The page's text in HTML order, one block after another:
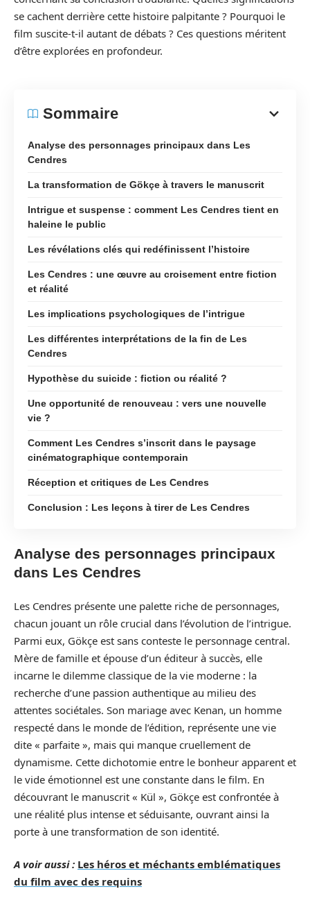
se cachent derrière cette histoire palpitante ? Pourquoi le
film suscite-t-il autant de débats ? Ces questions méritent
d’être explorées en profondeur.
Sommaire
Analyse des personnages principaux dans Les
Cendres
La transformation de Gökçe à travers le manuscrit
Intrigue et suspense : comment Les Cendres tient en
haleine le public
Les révélations clés qui redéfinissent l’histoire
Les Cendres : une œuvre au croisement entre fiction
et réalité
Les implications psychologiques de l’intrigue
Les différentes interprétations de la fin de Les
Cendres
Hypothèse du suicide : fiction ou réalité ?
Une opportunité de renouveau : vers une nouvelle
vie ?
Comment Les Cendres s’inscrit dans le paysage
cinématographique contemporain
Réception et critiques de Les Cendres
Conclusion : Les leçons à tirer de Les Cendres
Analyse des personnages principaux
dans Les Cendres
Les Cendres présente une palette riche de personnages,
chacun jouant un rôle crucial dans l’évolution de l’intrigue.
Parmi eux, Gökçe est sans conteste le personnage central.
Mère de famille et épouse d’un éditeur à succès, elle
incarne le dilemme classique de la vie moderne : la
recherche d’une passion authentique au milieu des
attentes sociétales. Son mariage avec Kenan, un homme
respecté dans le monde de l’édition, représente une vie
dite « parfaite », mais qui manque cruellement de
dynamisme. Cette dichotomie entre le bonheur apparent et
le vide émotionnel est une constante dans le film. En
découvrant le manuscrit « Kül », Gökçe est confrontée à
une réalité plus intense et séduisante, ouvrant ainsi la
porte à une transformation de son identité.
A voir aussi : Les héros et méchants emblématiques
du film avec des requins